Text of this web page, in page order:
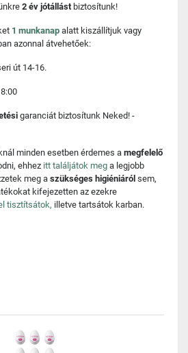
2 év jótállást biztosítunk!
1 munkanap alatt kiszállítjuk vagy
azonnal átvehetőek:
út 14-16.
garanciát biztosítunk Neked! -
minden esetben érdemes a megfelelő
ehhez itt találjátok meg a legjobb
meg a szükséges higiéniáról sem,
kifejezetten az ezekre
tisztítsátok, illetve tartsátok karban.